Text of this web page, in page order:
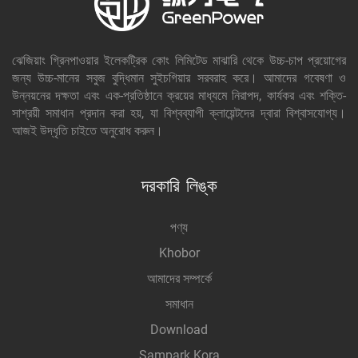
ঝেজিয়াং গ্রিনপাওয়ার ইলেকট্রিক কোং লিমিটেড মাঝারি থেকে উচ্চ-চাপ প্রয়োগের
জন্য উচ্চ-মানের সবুজ বুদ্ধিমান সুইচগিয়ার সরবরাহ করে। আমাদের গবেষণা ও
উন্নয়নের দক্ষতা এবং এক-প্রতিষ্ঠানে ক্রয়ের মাধ্যমে নিরাপদ, কার্যকর এবং শক্তি-
সাশ্রয়ী সমাধান প্রদান করা হয়, যা বিশ্বব্যাপী ক্লায়েন্টদের দ্বারা বিশ্বাসযোগ্য।
আজই উদ্ধৃতি চাইতে অনুরোধ করুন।
দরকারি লিঙ্ক
পণ্য
Khobor
আমাদের সম্পর্কে
সমাধান
Download
Sampark Kora